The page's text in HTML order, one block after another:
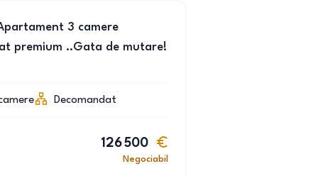
3 camere
premium ..Gata de mutare!
Decomandat
126 500
Negociabil